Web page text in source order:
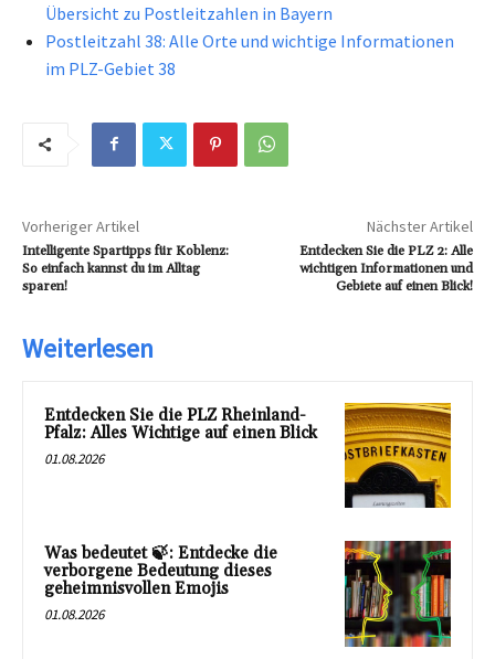
Übersicht zu Postleitzahlen in Bayern
Postleitzahl 38: Alle Orte und wichtige Informationen
im PLZ-Gebiet 38
Vorheriger Artikel
Intelligente Spartipps für Koblenz:
So einfach kannst du im Alltag
sparen!
Nächster Artikel
Entdecken Sie die PLZ 2: Alle
wichtigen Informationen und
Gebiete auf einen Blick!
Weiterlesen
Entdecken Sie die PLZ Rheinland-
Pfalz: Alles Wichtige auf einen Blick
01.08.2026
Was bedeutet 🍃: Entdecke die
verborgene Bedeutung dieses
geheimnisvollen Emojis
01.08.2026